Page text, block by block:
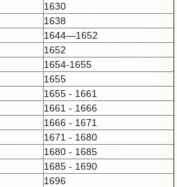
1630
1638
1644—1652
1652
1654-1655
1655
1655 - 1661
1661 - 1666
1666 - 1671
1671 - 1680
1680 - 1685
1685 - 1690
1696